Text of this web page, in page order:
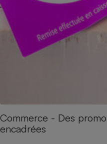
Commerce - Des
encadrées